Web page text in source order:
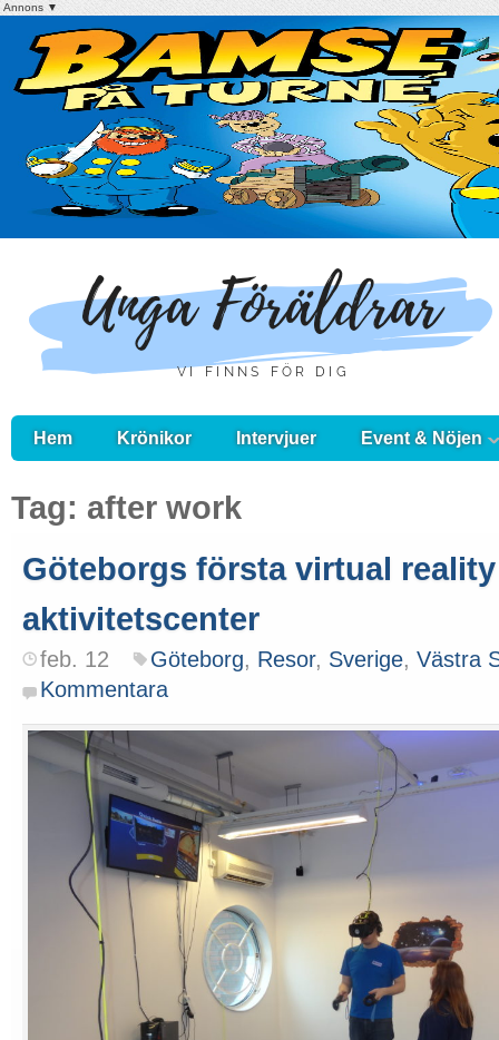
Annons ▼
Hem Krönikor Intervjuer Event & Nöjen
Tag: after work
Göteborgs första virtual
aktivitetscenter
feb. 12 Göteborg, Resor, Sverige, Västra
Kommentara